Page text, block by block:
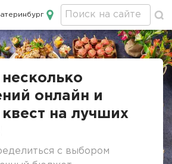
в Екатеринбурге
онлайн и
на лучших
с выбором